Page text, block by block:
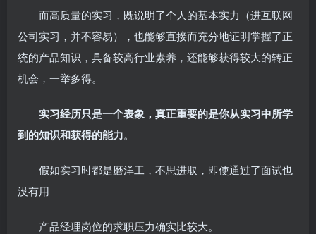
而高质量的实习，既说明了个人的基本实力（进互联网
公司实习，并不容易），也能够直接而充分地证明掌握了正
统的产品知识，具备较高行业素养，还能够获得较大的转正
机会，一举多得。
实习经历只是一个表象，真正重要的是你从实习中所学
到的知识和获得的能力。
假如实习时都是磨洋工，不思进取，即使通过了面试也
没有用
产品经理岗位的求职压力确实比较大。